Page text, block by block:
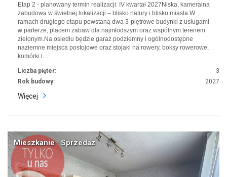
Etap 2 - planowany termin realizacji: IV kwartał 2027Niska, kameralna
zabudowa w świetnej lokalizacji – blisko natury i blisko miasta.W
ramach drugiego etapu powstaną dwa 3-piętrowe budynki z usługami
w parterze, placem zabaw dla najmłodszym oraz wspólnym terenem
zielonym.Na osiedlu będzie garaż podziemny i ogólnodostępne
naziemne miejsca postojowe oraz stojaki na rowery, boksy rowerowe,
komórki l…
Liczba pięter:
3
Rok budowy:
2027
Więcej
Mieszkanie · Sprzedaż